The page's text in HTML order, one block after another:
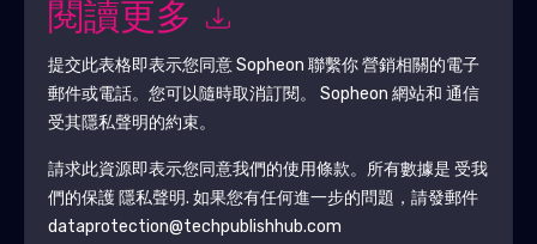
閱讀更多
提交此表格即表示您同意Sopheon 聯繫你 營銷相關的電子
郵件或電話。您可以隨時取消訂閱。 Sopheon 網站和 通信
受其隱私聲明的約束。
請求此資源即表示您同意我們的使用條款。所有數據是 受我
們的保護 隱私聲明. 如果您有任何進一步的問題，請發郵件
dataprotection@techpublishhub.com